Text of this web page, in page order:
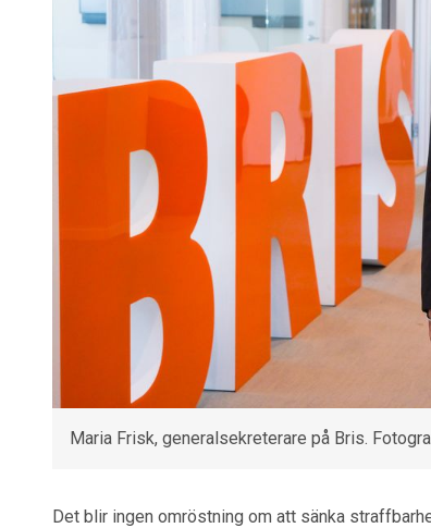
Maria Frisk, generalsekreterare på Bris.
Det blir ingen omröstning om att sänka